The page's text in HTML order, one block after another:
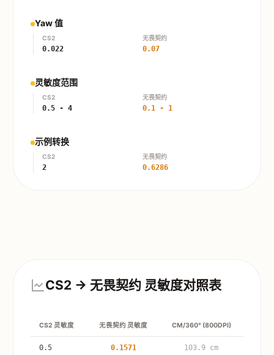
Yaw 值
CS2
0.022
无畏契约
0.07
灵敏度范围
CS2
0.5 - 4
无畏契约
0.1 - 1
示例转换
CS2
2
无畏契约
0.6286
CS2 → 无畏契约 灵敏度对照表
CS2 灵敏度 无畏契约 灵敏度 CM/360° (800DPI)
0.5 0.1571 103.9 cm